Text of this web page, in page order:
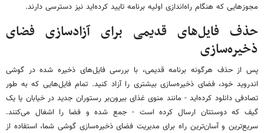
مجوزهایی که هنگام راه‌اندازی اولیه برنامه تایید کرده‌اید نیز دسترسی دارند.
حذف فایل‌های قدیمی برای آزادسازی فضای
ذخیره‌سازی
پس از حذف هرگونه برنامه قدیمی، با بررسی فایل‌های ذخیره شده در گوشی
اندروید خود، فضای ذخیره‌سازی بیشتری را آزاد کنید. تمام فایل‌هایی که به طور
تصادفی دانلود کرده‌اید - مانند منوی غذای بیرون‌بر رستوران جدید در خیابان یا یک
گیف که دوستتان ارسال کرده است - جمع شده و فضا را اشغال می‌کنند.
سریع‌ترین و آسان‌ترین راه برای مدیریت فضای ذخیره‌سازی گوشی شما، استفاده از